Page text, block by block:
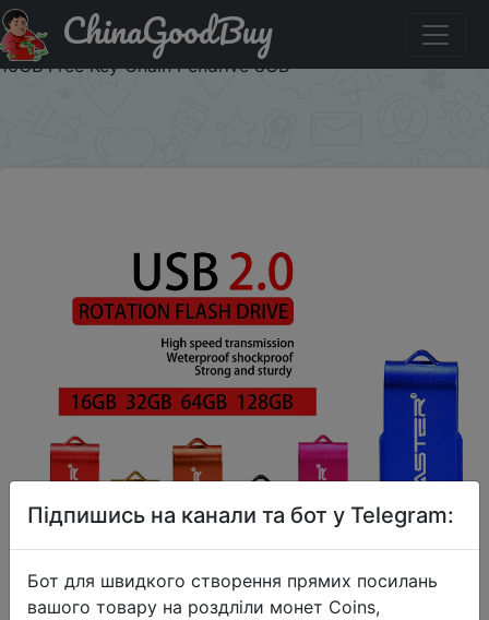
Акція на JASTER Rotatable USB Flash Drives 64GB Mini
Metal Memory Stick 32GB Red Creative Gift Pen Drive
16GB Free Key Chain Pendrive 8GB
ChinaGoodBuy
Підпишись на канали та бот у Telegram:
Бот для швидкого створення прямих посилань
вашого товару на роздліли монет Coins,